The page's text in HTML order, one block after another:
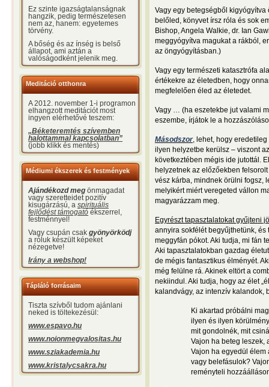
Ez szinte igazságtalanságnak
hangzik, pedig természetesen
nem az, hanem: egyetemes
törvény.
A bőség és az ínség is belső
állapot, ami aztán a
valóságodként jelenik meg.
Meditáció otthonra
A 2012. november 1-i programon
elhangzott meditációt most
ingyen elérhetővé teszem:
„Béketeremtés szívemben
halottammal kapcsolatban”
(jobb klikk és mentés)
Médiumi ékszerek és festmények
Ajándékozd meg önmagadat
vagy szeretteidet pozitív
kisugárzású, a spirituális
fejlődést támogató ékszerrel,
festménnyel!
Vagy csupán csak gyönyörködj
a róluk készült képeket
nézegetve!
Irány a webshop!
Tápláló forrásaim
Tiszta szívből tudom ajánlani
neked is töltekezésül:
www.espavo.hu
www.noionmegvalositas.hu
www.sziakademia.hu
www.kristalycsakra.hu
Vagy egy betegségből
belőled, könyvet írsz róla és sok
Bishop, Angela Walkie, dr. Ian
meggyógyítva magukat a rákból,
az öngyógyításban.)
Vagy egy természeti katasztrófa
értékekre az életedben, hogy
megfelelően éled az életedet.
Vagy … (ha eszetekbe jut valami
eszembe, írjátok le a
Másodszor, lehet, hogy
ilyen helyzetbe kerülsz – viszont
következtében mégis ide jutottál.
helyzetnek az előzőekben
vész kárba, mindnek örülni fogsz,
melyikért miért veregeted vállon
magyarázzam meg.
Egyrészt tapasztalatokat gyűjteni
annyira sokfélét begyűjthetünk,
meggyfán pókot. Aki tudja, mi fán
Aki tapasztalatokban gazdag
de mégis fantasztikus élményét.
még felülne rá. Akinek eltört a
nekiindul. Aki tudja, hogy az élet
kalandvágy, az intenzív kalandok,
Ki akartad próbálni
ilyen és ilyen
mit gondolnék, mit
Vajon ha beteg leszek,
Vajon ha egyedül élem
vagy belefásulok?
reményteli